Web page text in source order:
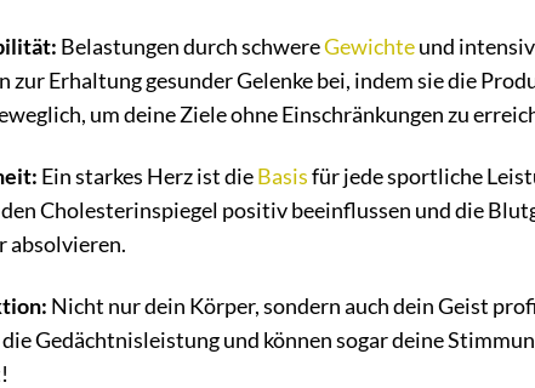
Belastungen durch schwereGewichteund
zur Erhaltung gesunder Gelenke bei, indem sie die
um deine Ziele ohne Einschränkungen zu
Ein starkes Herz ist dieBasisfür jede sportliche
Cholesterinspiegel positiv beeinflussen und die
absolvieren.
Nicht nur dein Körper, sondern auch dein Geist
Gedächtnisleistung und können sogar deine